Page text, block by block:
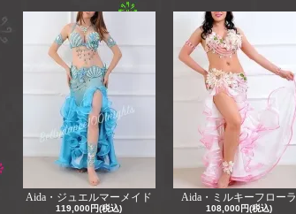
Aida・ジュエルマーメイド
119,000円(税込)
Aida・ミルキーフローラ
108,000円(税込)